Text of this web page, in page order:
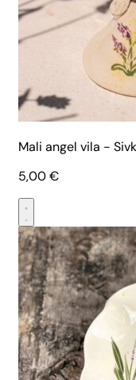
Mali angel vila -
5,00€